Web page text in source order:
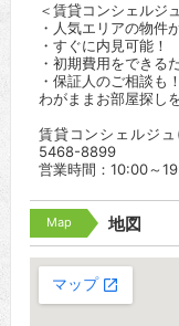
＜賃貸コンシェルジ
・人気エリアの物件
・すぐに内見可能！
・初期費用をできる
・保証人のご相談も！
わがままお部屋探し
賃貸コンシェルジ
5468-8899
営業時間：10:00～
Map 地図